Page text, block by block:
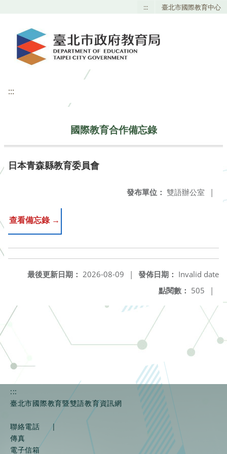
::: 臺北市國際教育中心
:::
國際教育合作備忘錄
日本青森縣教育委員會
發布單位： 雙語辦公室 |
查看備忘錄 →
發佈日期： Invalid date
最後更新日期： 2026-08-09
|
點閱數： 505 |
:::
臺北市國際教育暨雙語教育資訊網
聯絡電話
|
傳真
電子信箱